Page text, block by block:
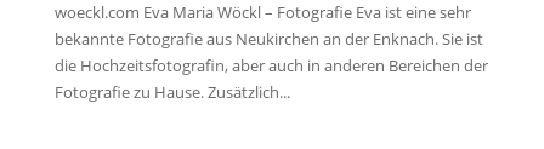
woeckl.com Eva Maria Wöckl – Fotografie Eva ist eine sehr
bekannte Fotografie aus Neukirchen an der Enknach. Sie ist
die Hochzeitsfotografin, aber auch in anderen Bereichen der
Fotografie zu Hause. Zusätzlich...